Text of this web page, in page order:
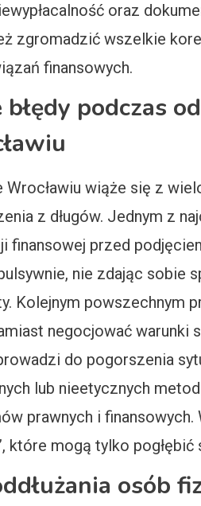
oraz
zgromadzić wszelkie
finansowych.
podczas
wiąże się z
z długów. Jednym z
finansowej przed
nie zdając sobie
Kolejnym powszechnym
negocjować warunki
do pogorszenia
lub nieetycznych
prawnych i finansowych.
które mogą tylko pogłębić
osób